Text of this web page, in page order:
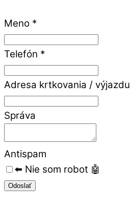
Meno *
Telefón *
Adresa krtkovania / výjazdu
Správa
Antispam
⬅️ Nie som robot 🤖
Odoslať